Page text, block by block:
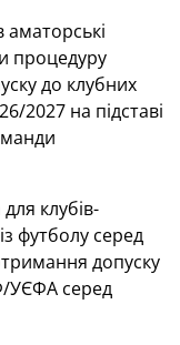
процедуру
до клубних
2027 на підставі
клубів-
футболу серед
допуску
УЄФА серед